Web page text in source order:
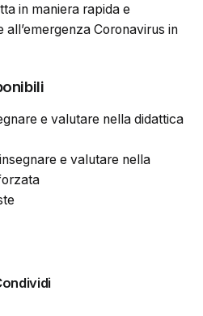
in maniera rapida e
Coronavirus in
e valutare nella didattica
e valutare nella